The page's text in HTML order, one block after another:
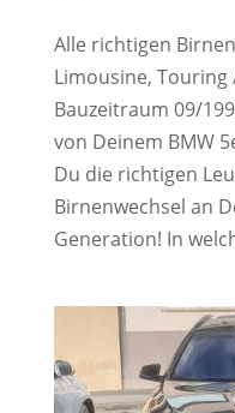
Alle richtigen
Limousine, Touring
Bauzeitraum 09/
von Deinem BMW
Du die richtigen
Birnenwechsel an
Generation! In